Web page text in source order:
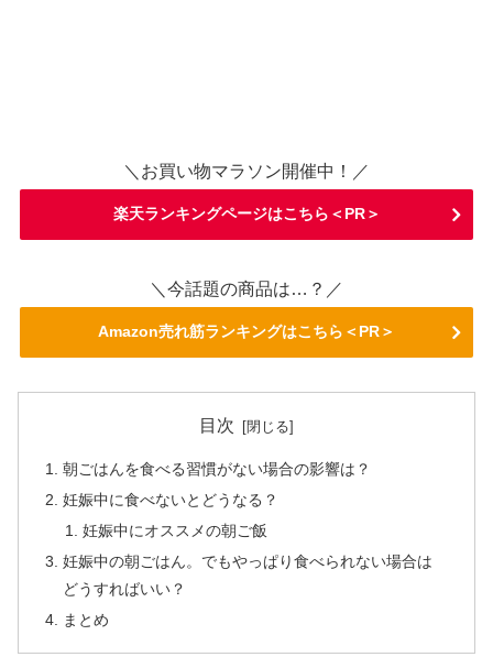
＼お買い物マラソン開催中！／
楽天ランキングページはこちら＜PR＞
＼今話題の商品は…？／
Amazon売れ筋ランキングはこちら＜PR＞
目次
朝ごはんを食べる習慣がない場合の影響は？
妊娠中に食べないとどうなる？
妊娠中にオススメの朝ご飯
妊娠中の朝ごはん。でもやっぱり食べられない場合は
どうすればいい？
まとめ